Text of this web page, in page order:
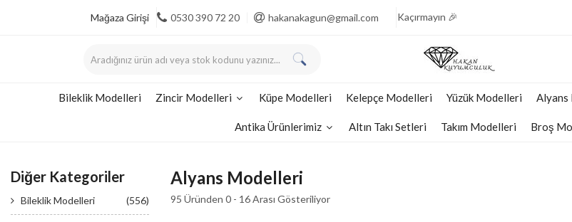
Mağaza Girişi 0530 390 72 20 hakanakagun@gmail.com
Kaçırmayın 🎉
Sizlerle 💎
🧚🏻‍♀️ Göz Kamaştıran Pırlantalarda
💠 Pırlantanın Büyülü Parıltısı, Yarı
💕 Göz Kamaştıran Pırlanta Ürünlerde
Bileklik Modelleri Zincir Modelleri Küpe Modelleri Kelepçe Modelleri Yüzük Modelleri Alyans
Antika Ürünlerimiz Altın Takı Setleri Takım Modelleri Broş
Diğer Kategoriler
Bileklik Modelleri (556)
Alyans Modelleri
95 Üründen 0 - 16 Arası Gösteriliyor